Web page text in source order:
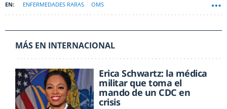
ENFERMEDADES RARAS OMS
MÁS EN INTERNACIONAL
Erica Schwartz: la médica
militar que toma el
mando de un CDC en
crisis